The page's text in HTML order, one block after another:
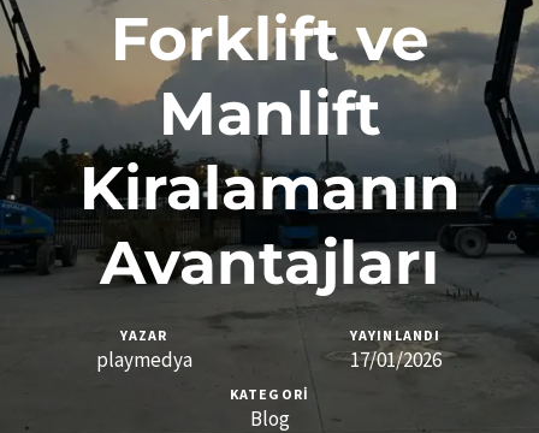
Forklift ve
Manlift
Kiralamanın
Avantajları
YAZAR
playmedya
YAYINLANDI
17/01/2026
KATEGORI
Blog